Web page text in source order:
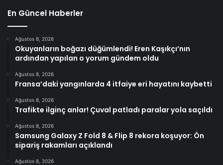
En Güncel Haberler
Ağustos 8, 2026
Okuyanların boğazı düğümlendi! Eren Kaşıkçı’nın
ardından yapılan o yorum gündem oldu
Ağustos 8, 2026
Fransa’daki yangınlarda 4 itfaiye eri hayatını kaybetti
Ağustos 8, 2026
Trafikte ilginç anlar! Çuval patladı paralar yola saçıldı
Ağustos 8, 2026
Samsung Galaxy Z Fold 8 & Flip 8 rekora koşuyor: Ön
sipariş rakamları açıklandı
Ağustos 8, 2026